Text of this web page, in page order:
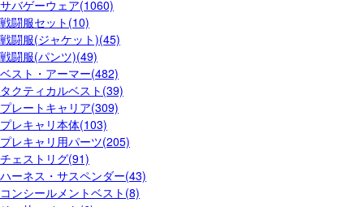
サバゲーウェア(1060)
戦闘服セット(10)
戦闘服(ジャケット)(45)
戦闘服(パンツ)(49)
ベスト・アーマー(482)
タクティカルベスト(39)
プレートキャリア(309)
プレキャリ本体(103)
プレキャリ用パーツ(205)
チェストリグ(91)
ハーネス・サスペンダー(43)
コンシールメントベスト(8)